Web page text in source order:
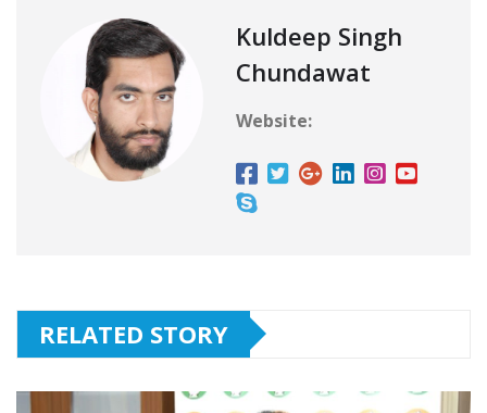
Kuldeep Singh
Chundawat
Website:
RELATED STORY